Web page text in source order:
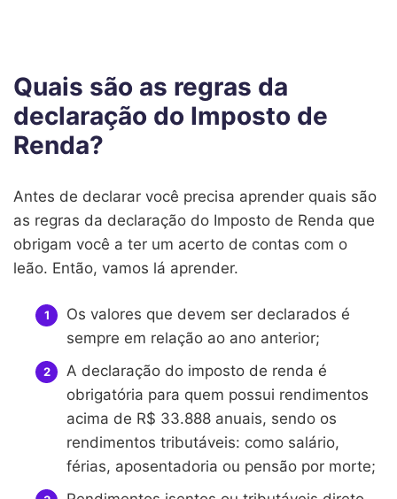
Quais são as regras da
declaração do Imposto de
Renda?
Antes de declarar você precisa aprender quais são
as regras da declaração do Imposto de Renda que
obrigam você a ter um acerto de contas com o
leão. Então, vamos lá aprender.
Os valores que devem ser declarados é
sempre em relação ao ano anterior;
A declaração do imposto de renda é
obrigatória para quem possui rendimentos
acima de R$ 33.888 anuais, sendo os
rendimentos tributáveis: como salário,
férias, aposentadoria ou pensão por morte;